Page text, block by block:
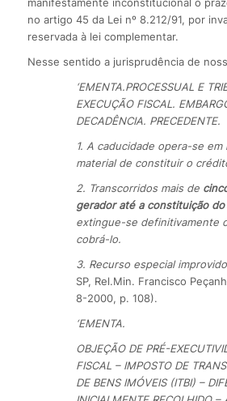
no artigo 45 da Lei nº 8.212/91, por
reservada à lei complementar.
Nesse sentido a jurisprudência de
‘EMENTA.PROCESSUAL E
EXECUÇÃO FISCAL.
DECADÊNCIA. PRECEDENTE.
1. A caducidade opera-se
material de constituir o
2. Transcorridos mais de
gerador até a constituição
extingue-se definitivamente
cobrá-lo.
3. Recurso especial
SP, Rel.Min. Francisco
8-2000, p. 108).
‘EMENTA.
OBJEÇÃO DE PRÉ-
FISCAL – IMPOSTO DE
DE BENS IMÓVEIS (ITBI) –